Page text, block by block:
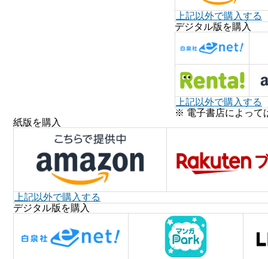
上記以外で購入する
デジタル版を購入
上記以外で購入する
※ 電子書店によって
紙版を購入
上記以外で購入する
デジタル版を購入